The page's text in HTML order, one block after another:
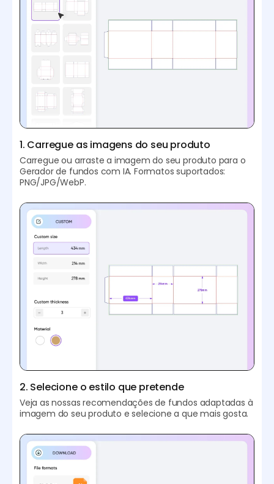
1. Carregue as imagens do seu produto
Carregue ou arraste a imagem do seu produto para o
Gerador de fundos com IA. Formatos suportados:
PNG/JPG/WebP.
2. Selecione o estilo que pretende
Veja as nossas recomendações de fundos adaptadas à
imagem do seu produto e selecione a que mais gosta.